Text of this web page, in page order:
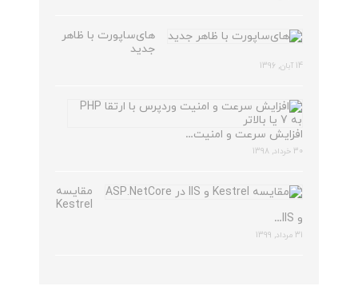
های‌ساپورت با ظاهر
جدید
14 آبان, 1396
افزایش سرعت و امنیت…
30 خرداد, 1398
مقایسه
Kestrel
و IIS…
31 مرداد, 1399